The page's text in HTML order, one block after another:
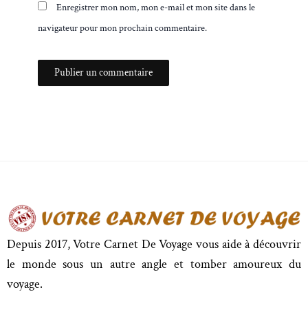
Enregistrer mon nom, mon e-mail et mon site dans le
navigateur pour mon prochain commentaire.
Depuis 2017, Votre Carnet De Voyage vous aide à découvrir
le monde sous un autre angle et tomber amoureux du
voyage.